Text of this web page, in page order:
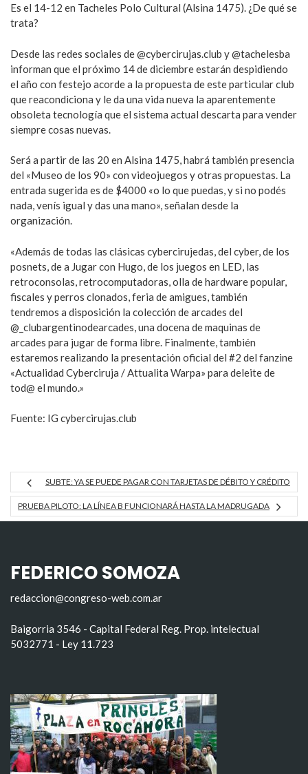
Es el 14-12 en Tacheles Polo Cultural (Alsina 1475). ¿De qué se
trata?
Desde las redes sociales de @cybercirujas.club y @tachelesba
informan que el próximo 14 de diciembre estarán despidiendo
el año con festejo acorde a la propuesta de este particular club
que reacondiciona y le da una vida nueva la aparentemente
obsoleta tecnología que el sistema actual descarta para vender
siempre cosas nuevas.
Será a partir de las 20 en Alsina 1475, habrá también presencia
del «Museo de los 90» con videojuegos y otras propuestas. La
entrada sugerida es de $4000 «o lo que puedas, y si no podés
nada, venís igual y das una mano», señalan desde la
organización.
«Además de todas las clásicas cybercirujedas, del cyber, de los
posnets, de a Jugar con Hugo, de los juegos en LED, las
retroconsolas, retrocomputadoras, olla de hardware popular,
fiscales y perros clonados, feria de amigues, también
tendremos a disposición la colección de arcades del
@_clubargentinodearcades, una docena de maquinas de
arcades para jugar de forma libre. Finalmente, también
estaremos realizando la presentación oficial del #2 del fanzine
«Actualidad Cyberciruja / Attualita Warpa» para deleite de
tod@ el mundo.»
Fuente: IG cybercirujas.club
SUBTE: YA SE PUEDE PAGAR CON TARJETAS DE DÉBITO Y CRÉDITO
PRUEBA PILOTO: LA LÍNEA B FUNCIONARÁ HASTA LA MADRUGADA
FEDERICO SOMOZA
redaccion@congreso-web.com.ar
Baigorria 3546 - Capital Federal Reg. Prop. intelectual
5032771 - Ley 11.723